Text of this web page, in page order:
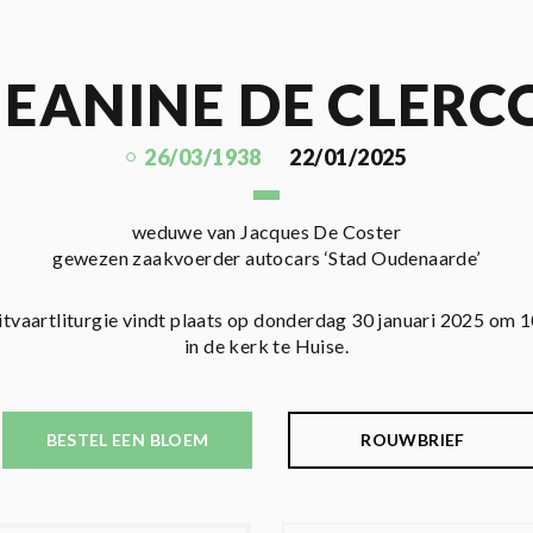
DE
26/03/1938 22/01/2025
weduwe van Jacques De Coster
gewezen zaakvoerder autocars ‘Stad Oudenaarde’
vindt plaats op donderdag 30 januari 2025 om
in de kerk te Huise.
BESTEL EEN BLOEM ROUWBRIEF